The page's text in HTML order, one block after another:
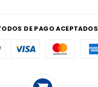
DE PAGO ACEPTADOS